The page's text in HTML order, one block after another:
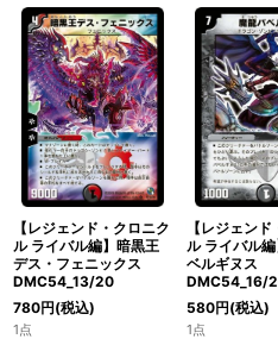
並び順:
絞り
【レジェンド・クロニク
ル ライバル編】暗黒王
デス・フェニックス
DMC54_13/20
780円(税込)
1点
【レジェン
ル ライバル
ベルギヌス
DMC54_16/
580円(税込)
1点